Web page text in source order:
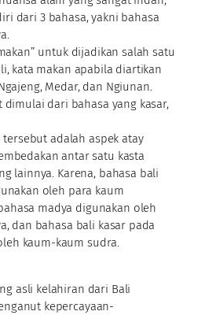
dari 3 bahasa, yakni bahasa
untuk dijadikan salah satu
kata makan apabila diartikan
Medar, dan Ngiunan.
dimulai dari bahasa yang kasar,
tersebut adalah aspek atay
antar satu kasta
lainnya. Karena, bahasa bali
oleh para kaum
madya digunakan oleh
dan bahasa bali kasar pada
kaum-kaum sudra.
asli kelahiran dari Bali
kepercayaan-